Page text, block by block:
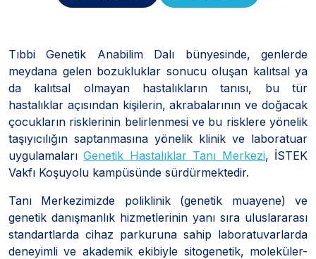
Tıbbi Genetik Anabilim Dalı bünyesinde, genlerde
meydana gelen bozukluklar sonucu oluşan kalıtsal ya
da kalıtsal olmayan hastalıkların tanısı, bu tür
hastalıklar açısından kişilerin, akrabalarının ve doğacak
çocukların risklerinin belirlenmesi ve bu risklere yönelik
taşıyıcılığın saptanmasına yönelik klinik ve laboratuar
uygulamalarıGenetik Hastalıklar Tanı Merkezi, İSTEK
Vakfı Koşuyolu kampüsünde sürdürmektedir.
Tanı Merkezimizde poliklinik (genetik muayene) ve
genetik danışmanlık hizmetlerinin yanı sıra uluslararası
standartlarda cihaz parkuruna sahip laboratuvarlarda
deneyimli ve akademik ekibiyle sitogenetik, moleküler-